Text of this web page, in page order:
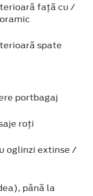
față cu /
spate
portbagaj
roți
oglinzi extinse /
până la